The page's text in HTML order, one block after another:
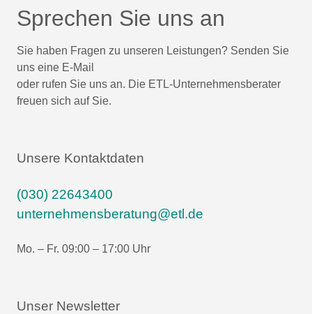
Sprechen Sie uns an
Sie haben Fragen zu unseren Leistungen? Senden Sie
uns eine E-Mail
oder rufen Sie uns an. Die ETL-Unternehmensberater
freuen sich auf Sie.
Unsere Kontaktdaten
(030) 22643400
unternehmensberatung@etl.de
Mo. – Fr. 09:00 – 17:00 Uhr
Unser Newsletter